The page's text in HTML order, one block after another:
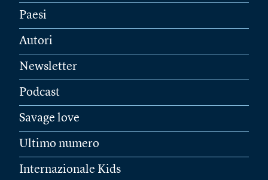
Paesi
Autori
Newsletter
Podcast
Savage love
Ultimo numero
Internazionale Kids